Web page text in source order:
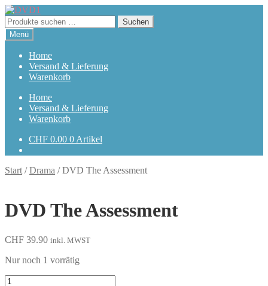
Zur
Navigation
springen
Zum
Inhalt
springen
Suchen
nach:
Suchen
Menü
Home
Versand & Lieferung
Warenkorb
Home
Versand & Lieferung
Warenkorb
CHF 0.00 0 Artikel
Start /Drama /DVD The Assessment
DVD The Assessment
CHF 39.90 inkl. MWST
Nur noch 1 vorrätig
The